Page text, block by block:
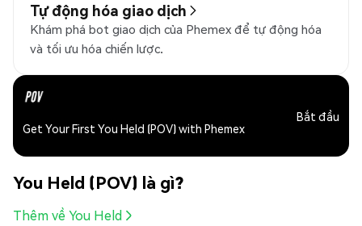
Tự động hóa giao dịch
Khám phá bot giao dịch của Phemex để tự động hóa
và tối ưu hóa chiến lược.
Get Your First You Held (POV) with Phemex
Bắt đầu
You Held (POV) là gì?
Thêm về You Held